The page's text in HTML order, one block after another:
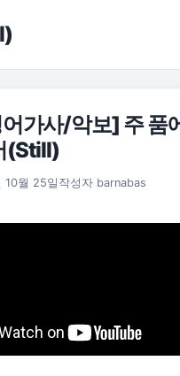
가사/악보] 주 품
(Still)
10월 25일 2025년 11월 18일
작성자 barnabas